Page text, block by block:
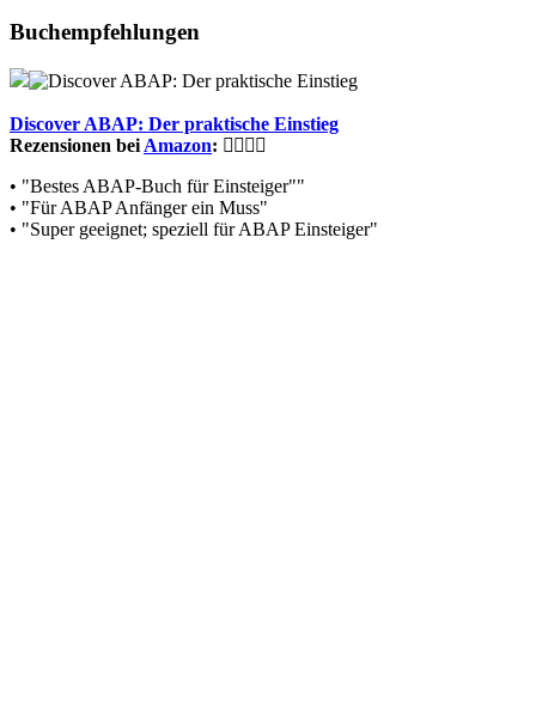
Buchempfehlungen
Discover ABAP: Der praktische Einstieg
Rezensionen bei Amazon:
• "Bestes ABAP-Buch für Einsteiger""
• "Für ABAP Anfänger ein Muss"
• "Super geeignet; speziell für ABAP Einsteiger"